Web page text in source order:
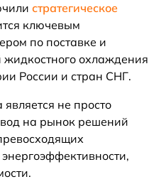
стратегическое
ключевым
по поставке и
охлаждения
России и стран СНГ.
не просто
на рынок решений